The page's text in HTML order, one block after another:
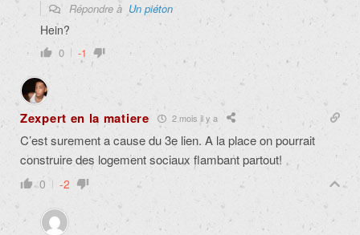
Répondre à Un piéton
Hein?
0 -1
Zexpert en la matiere 2 mois il y a
C’est surement a cause du 3e lien. A la place on pourrait
construire des logement sociaux flambant partout!
0 -2